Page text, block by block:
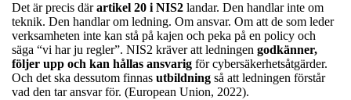
Det är precis därartikel 20 i NIS2 landar. Den handlar inte om
teknik. Den handlar om ledning. Om ansvar. Om att de som leder
verksamheten inte kan stå på kajen och peka på en policy och
säga “vi har ju regler”. NIS2 kräver att ledningen godkänner,
följer upp och kan hållas ansvarig för cybersäkerhetsåtgärder.
Och det ska dessutom finnas utbildning så att ledningen förstår
vad den tar ansvar för. (European Union, 2022).